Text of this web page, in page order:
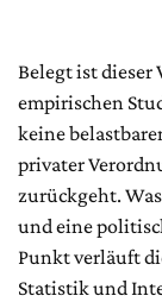
Belegt ist dieser
empirischen
keine
privater
zurückgeht.
und eine
Punkt verläuft
Statistik und